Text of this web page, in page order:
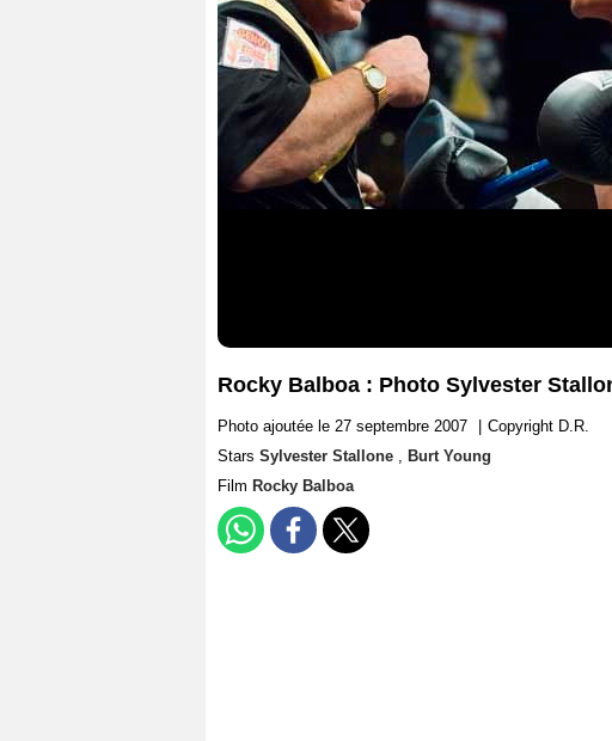
Rocky Balboa : Photo Sylvester
Photo ajoutée le 27 septembre 2007
Copyright D.R.
Stars Sylvester Stallone , Burt Young
Film Rocky Balboa